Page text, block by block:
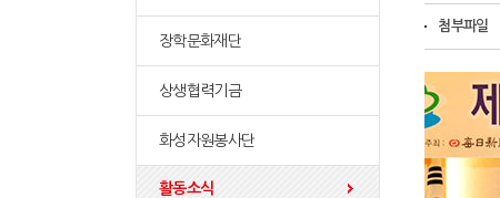
장학문화재단
상생협력기금
화성자원봉사단
활동소식
첨부파일